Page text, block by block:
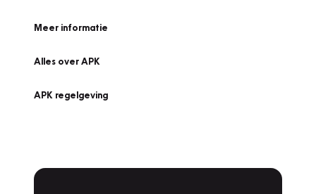
Meer informatie
Alles over APK
APK regelgeving